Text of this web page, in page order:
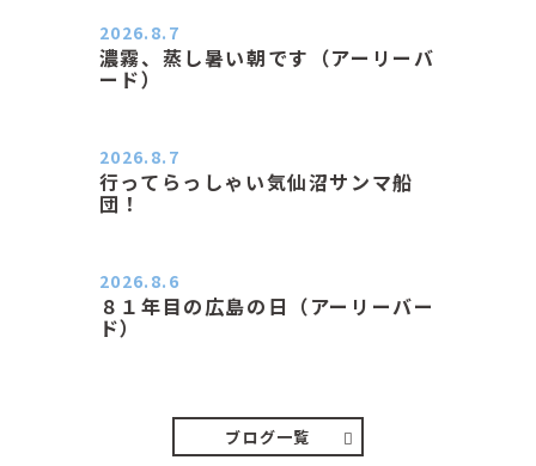
濃霧、蒸し暑い朝です（アーリーバ
ード）
2026.8.7
行ってらっしゃい気仙沼サンマ船
団！
2026.8.7
８１年目の広島の日（アーリーバー
ド）
2026.8.6
ブログ一覧